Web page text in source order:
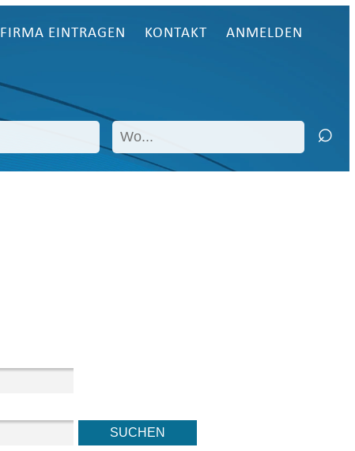
FIRMA EINTRAGEN KONTAKT ANMELDEN